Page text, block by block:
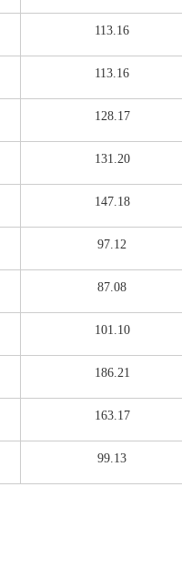
113.16
113.16
128.17
131.20
147.18
97.12
87.08
101.10
186.21
163.17
99.13